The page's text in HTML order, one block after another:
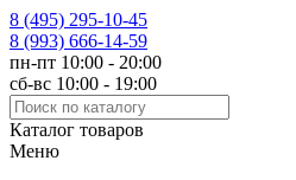
8 (495) 295-10-45
8 (993) 666-14-59
пн-пт 10:00 - 20:00
сб-вс 10:00 - 19:00
Каталог товаров
Меню